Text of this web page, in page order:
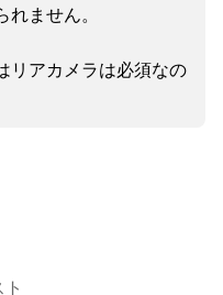
ません。
リアカメラは必須なの